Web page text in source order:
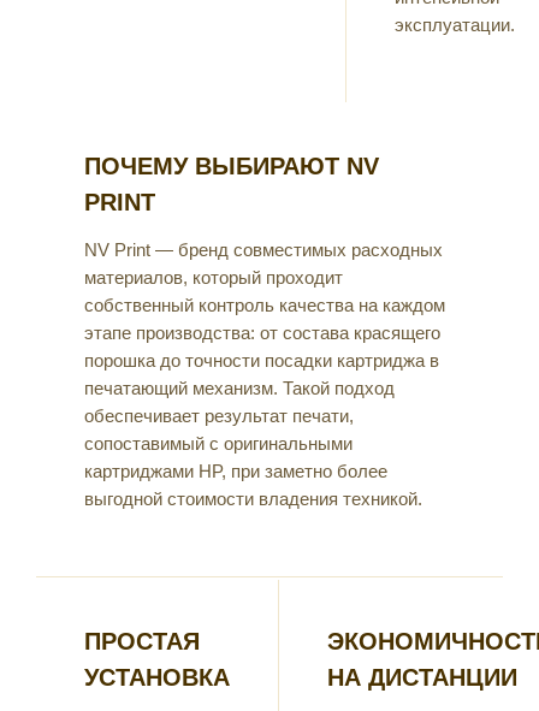
эксплуатации.
ПОЧЕМУ ВЫБИРАЮТ NV
PRINT
NV Print — бренд совместимых расходных
материалов, который проходит
собственный контроль качества на каждом
этапе производства: от состава красящего
порошка до точности посадки картриджа в
печатающий механизм. Такой подход
обеспечивает результат печати,
сопоставимый с оригинальными
картриджами HP, при заметно более
выгодной стоимости владения техникой.
ПРОСТАЯ
УСТАНОВКА
НА ДИСТАНЦИИ